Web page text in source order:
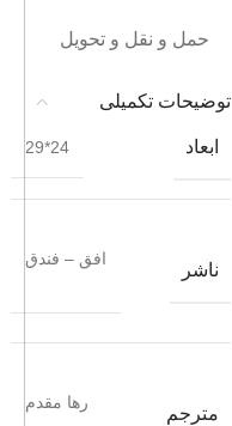
حمل و نقل و تحویل
توضیحات تکمیلی
ابعاد 24*29
ناشر
افق – فندق
مترجم
رها مقدم